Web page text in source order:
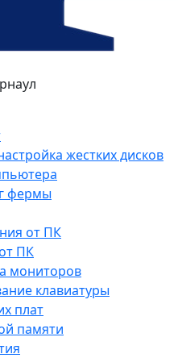
жестких дисков
фермы
от ПК
ПК
мониторов
клавиатуры
плат
памяти